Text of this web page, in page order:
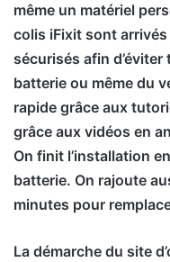
même un matériel
colis iFixit sont
sécurisés afin
batterie ou même du
rapide grâce aux
grâce aux vidéos en
On finit l’installation
batterie. On rajoute
minutes pour
La démarche du site